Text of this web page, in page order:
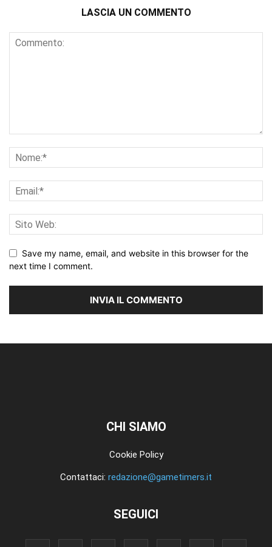
LASCIA UN COMMENTO
Save my name, email, and website in this browser for the
next time I comment.
CHI SIAMO
Cookie Policy
Contattaci: redazione@gametimers.it
SEGUICI